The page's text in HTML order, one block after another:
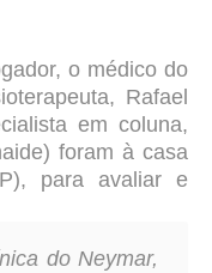
o médico do
Rafael
em coluna,
foram à casa
para avaliar e
do Neymar,